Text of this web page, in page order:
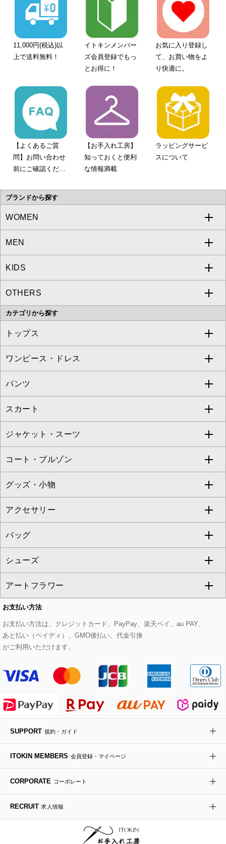
11,000円(税込)以
上で送料無料！
イトキンメンバー
ズ会員登録でもっ
とお得に！
お気に入り登録し
て、お買い物をよ
り快適に。
【よくあるご質
問】お問い合わせ
前にご確認くださ
【お手入れ工房】
知っておくと便利
な情報満載
ラッピングサービ
スについて
ブランドから探す
WOMEN
a.v.v
MICHEL KLEIN
MK MICHEL KLEIN
OFUON le MK
eur3
Maison de CINQ
MK MICHEL KLEIN BAG
re:edition project 165
MEN
a.v.v
MICHEL KLEIN HOMME
MK MICHEL KLEIN HOMME
KIDS
a.v.v
OTHERS
MK MICHEL KLEIN BAG
カテゴリから探す
トップス
すべてのトップス
カットソー・Tシャツ
ブラウス・シャツ
ニット・セーター
カーディガン
アンサンブルセット
ベスト・ジレ
パーカー
タンクトップ・キャミソール
スウェット・ジャージー
その他のトップス
ワンピース・ドレス
すべてのワンピース・ドレス
ワンピース
ドレス
チュニック
ジャンパースカート
その他のワンピース・ドレス
パンツ
すべてのパンツ
フルレングスパンツ
クロップド・半端丈パンツ
ガウチョ・ワイドパンツ
ハーフ・ショート丈パンツ
サロペット・オールインワン
その他のパンツ
スカート
すべてのスカート
ロング・マキシ丈スカート
ひざ丈スカート
ミモレ丈スカート
ショート・ミニ丈スカート
その他のスカート
ジャケット・スーツ
すべてのジャケット・スーツ
テーラードジャケット
ノーカラージャケット
セットアップ
セットアップジャケット
セットアップパンツ
セットアップスカート
セットアップワンピース
コート・ブルゾン
すべてのコート・ブルゾン
トレンチコート
ピーコート
ダッフルコート
チェスターコート
モッズコート
ステンカラーコート
ライダースジャケット
デニムジャケット
ダウンジャケット・コート
その他のコート・ブルゾン
グッズ・小物
すべてのグッズ・小物
マスク
ストール・マフラー・スヌード
ベルト・サスペンダー
帽子
ヘアアクセサリー
ハンカチ・バンダナ
手袋
チャーム・ストラップ
傘・日傘
アクセサリー
すべてのアクセサリー
ネックレス
ピアス・イヤリング
ブレスレット・バングル
ブローチ・コサージュ
バッグ
すべてのバッグ
トートバッグ
ショルダーバッグ
ボストンバッグ
バックパック・リュック
ボディバッグ・メッセンジャーバッグ
トラベルバッグ
ビジネスバッグ
その他のバッグ
シューズ
すべてのシューズ
パンプス
スニーカー
フラットシューズ
ローファー
ドレスシューズ
サンダル・ミュール
その他のシューズ
アートフラワー
すべてのアートフラワー
ローズ
カサブランカ・カラー
ラナンキュラス
ポプリアレンジ＆フレグランス
その他のアートフラワー
お支払い方法
お支払い方法は、クレジットカード、PayPay、楽天ペイ、au PAY、
あと払い（ペイディ）、GMO後払い、代金引換
がご利用いただけます。
SUPPORT 規約・ガイド
ITOKIN MEMBERS 会員登録・マイページ
CORPORATE コーポレート
RECRUIT 求人情報